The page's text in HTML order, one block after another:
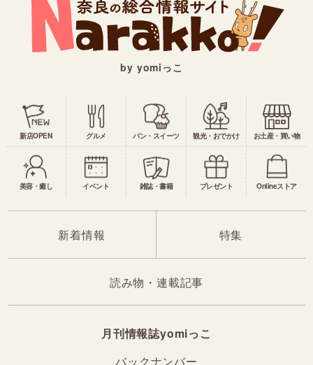
by yomiっこ
新店OPEN グルメ パン・スイーツ 観光・おでかけ お土産・買い物
美容・癒し イベント 雑誌・書籍 プレゼント Onlineストア
新着情報 特集
読み物・連載記事
月刊情報誌yomiっこ
バックナンバー